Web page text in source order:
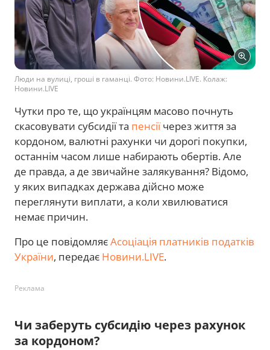
Люди на вулиці, гроші в гаманці. Фото: Новини.LIVE. Колаж:
Новини.LIVE
Чутки про те, що українцям масово почнуть
скасовувати субсидії та пенсіїчерез життя за
кордоном, валютні рахунки чи дорогі покупки,
останнім часом лише набирають обертів. Але
де правда, а де звичайне залякування? Відомо,
у яких випадках держава дійсно може
переглянути виплати, а коли хвилюватися
немає причин.
Про це повідомляєАсоціація платників податків
України, передає Новини.LIVE.
Реклама
Чи заберуть субсидію через рахунок
за кордоном?